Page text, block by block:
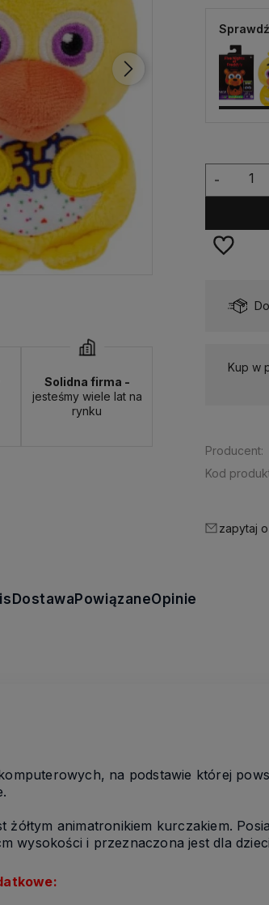
Solidna firma -
jesteśmy wiele lat na
rynku
-
Kup w
Producent:
Kod
zapytaj
DostawaPowiązaneOpinie
na podstawie której
żółtym animatronikiem kurczakiem.
wysokości i przeznaczona jest dla dzieci